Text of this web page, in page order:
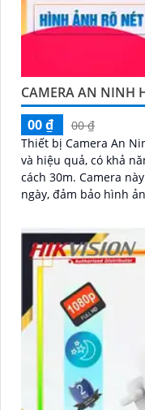
CAMERA AN NINH
00 ₫
00 ₫
Thiết bị Camera An
và hiệu quả, có khả
cách 30m. Camera này có khả năng tạo ra ánh sáng giống như ban
ngày, đảm bảo hình